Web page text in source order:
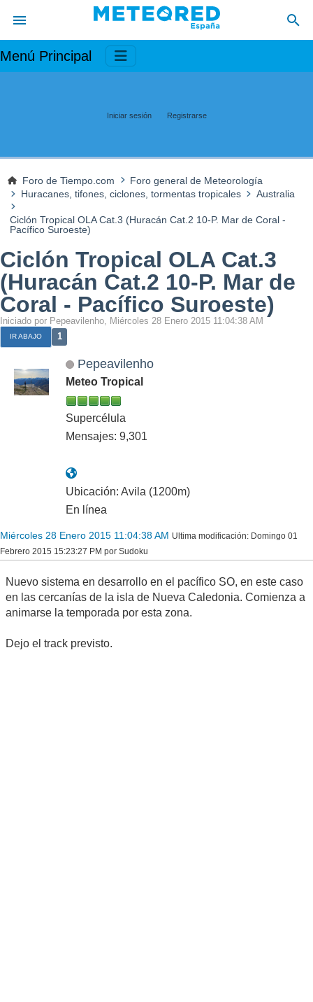
Menú Principal
Iniciar sesión Registrarse
Foro de Tiempo.com
Foro general de Meteorología
Huracanes, tifones, ciclones, tormentas tropicales
Australia
Ciclón Tropical OLA Cat.3 (Huracán Cat.2 10-P. Mar de Coral -
Pacífico Suroeste)
Ciclón Tropical OLA Cat.3
(Huracán Cat.2 10-P. Mar de
Coral - Pacífico Suroeste)
Iniciado por Pepeavilenho, Miércoles 28 Enero 2015 11:04:38 AM
IR ABAJO 1
Pepeavilenho
Meteo Tropical
Supercélula
Mensajes: 9,301
Ubicación: Avila (1200m)
En línea
Miércoles 28 Enero 2015 11:04:38 AM Ultima modificación: Domingo 01
Febrero 2015 15:23:27 PM por Sudoku
Nuevo sistema en desarrollo en el pacífico SO, en este caso
en las cercanías de la isla de Nueva Caledonia. Comienza a
animarse la temporada por esta zona.
Dejo el track previsto.